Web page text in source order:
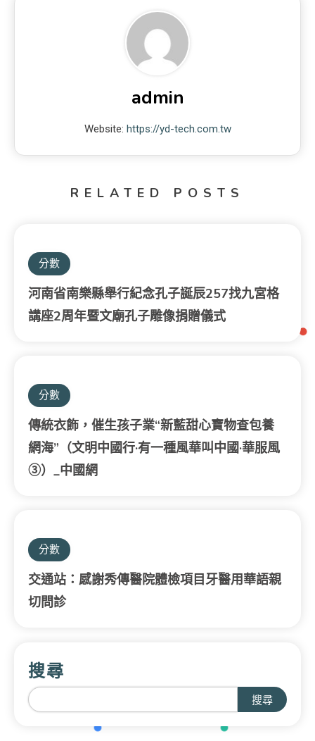
admin
Website: https://yd-tech.com.tw
RELATED POSTS
分數
河南省南樂縣舉行紀念孔子誕辰257找九宮格
講座2周年暨文廟孔子雕像捐贈儀式
分數
傳統衣飾，催生孩子業“新藍甜心寶物查包養
網海”（文明中國行·有一種風華叫中國·華服風
③）_中國網
分數
交通站：感謝秀傳醫院體檢項目牙醫用華語親
切問診
搜尋
搜尋